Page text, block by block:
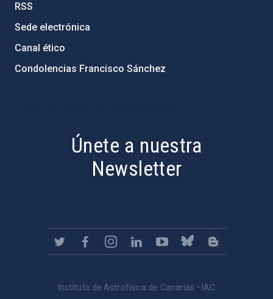
RSS
Sede electrónica
Canal ético
Condolencias Francisco Sánchez
Únete a nuestra
Newsletter
Instituto de Astrofísica de Canarias • IAC